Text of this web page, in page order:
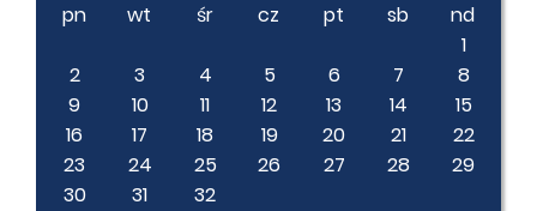
pn
wt śr cz pt sb
nd
1
2
3 4 5 6 7
8
9
10 11 12 13 14
15
16
17 18 19 20 21
22
23
24 25 26 27 28
29
30
31 32